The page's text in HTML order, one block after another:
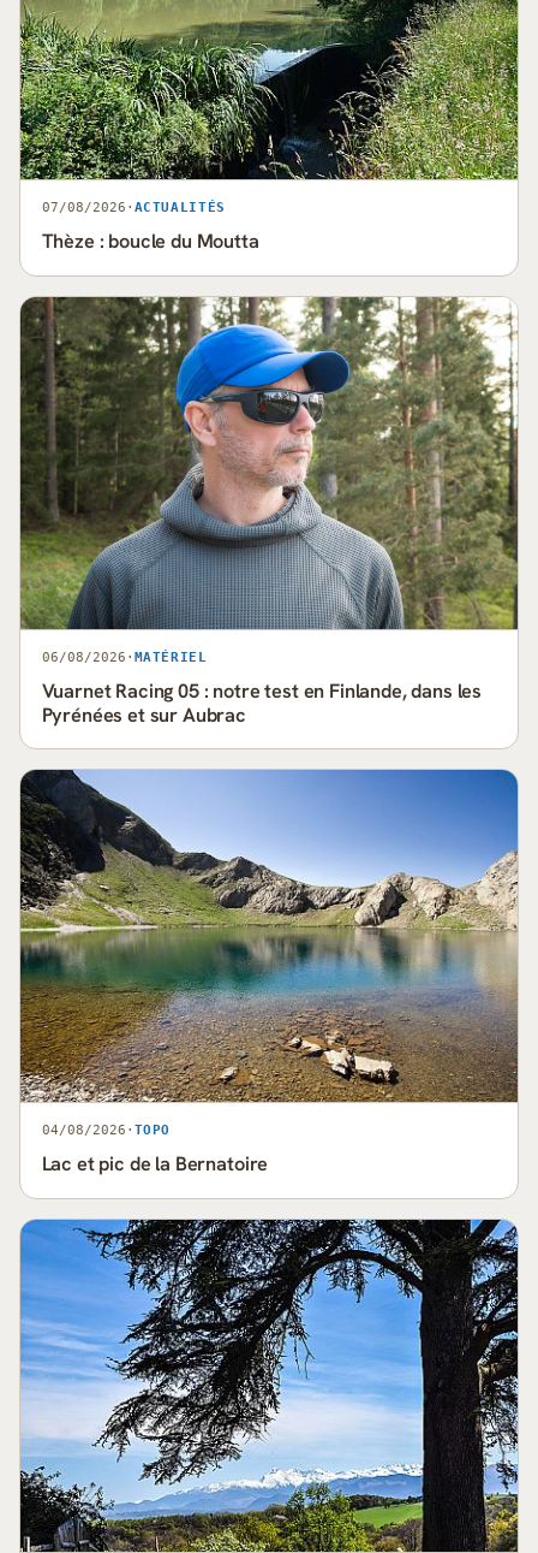
07/08/2026 · ACTUALITÉS
Thèze : boucle du Moutta
06/08/2026 · MATÉRIEL
Vuarnet Racing 05 : notre test en Finlande, dans les
Pyrénées et sur Aubrac
04/08/2026 · TOPO
Lac et pic de la Bernatoire